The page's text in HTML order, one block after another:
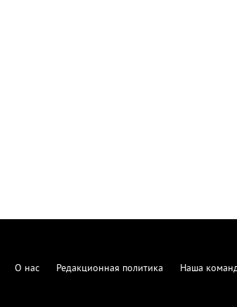
О нас Редакционная политика Наша